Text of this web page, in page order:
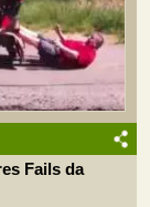
Fails da